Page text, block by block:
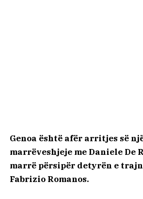
Genoa është afër arritjes së
marrëveshjeje me Daniele De
marrë përsipër detyrën e
Fabrizio Romanos.